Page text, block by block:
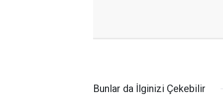
Bunlar da İlginizi Çekebilir